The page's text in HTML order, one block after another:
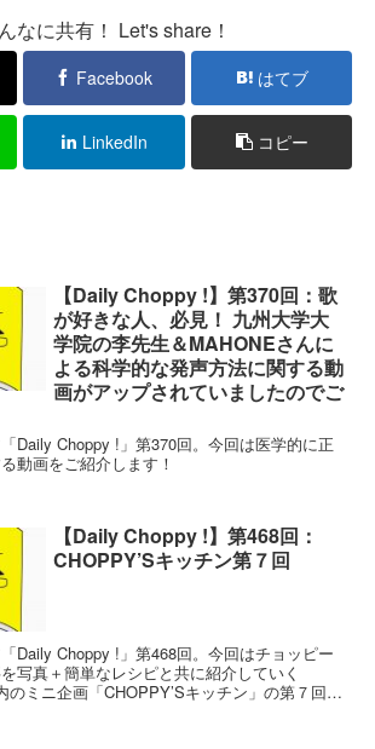
なに共有！ Let's share！
Facebook はてブ
LinkedIn コピー
【Daily Choppy !】第370回：歌
が好きな人、必見！ 九州大学大
学院の李先生＆MAHONEさんに
よる科学的な発声方法に関する動
画がアップされていましたのでご
Daily Choppy !」第370回。今回は医学的に正
動画をご紹介します！
【Daily Choppy !】第468回：
CHOPPY’Sキッチン第７回
Daily Choppy !」第468回。今回はチョッピー
写真＋簡単なレシピと共に紹介していく
のミニ企画「CHOPPY’Sキッチン」の第７回で